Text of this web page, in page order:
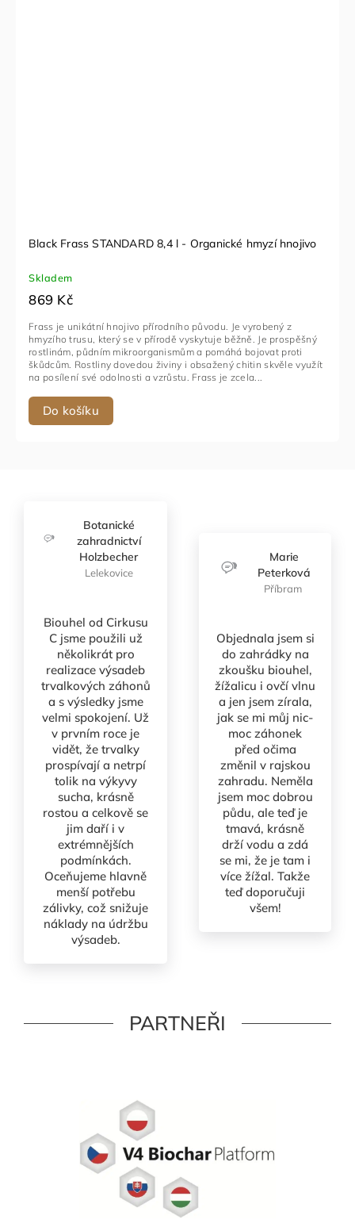
Black Frass STANDARD 8,4 l - Organické hmyzí hnojivo
Skladem
869 Kč
Do košíku
Frass je unikátní hnojivo přírodního původu. Je vyrobený z
hmyzího trusu, který se v přírodě vyskytuje běžně. Je prospěšný
rostlinám, půdním mikroorganismům a pomáhá bojovat proti
škůdcům. Rostliny dovedou živiny i obsažený chitin skvěle využít
na posílení své odolnosti a vzrůstu. Frass je zcela...
Botanické
zahradnictví
Holzbecher
Lelekovice
Biouhel od Cirkusu
C jsme použili už
několikrát pro
realizace výsadeb
trvalkových záhonů
a s výsledky jsme
velmi spokojení. Už
v prvním roce je
vidět, že trvalky
prospívají a netrpí
tolik na výkyvy
sucha, krásně
rostou a celkově se
jim daří i v
extrémnějších
podmínkách.
Oceňujeme hlavně
menší potřebu
zálivky, což snižuje
náklady na údržbu
výsadeb.
Marie
Peterková
Příbram
Objednala jsem si
do zahrádky na
zkoušku biouhel,
žížalicu i ovčí vlnu
a jen jsem zírala,
jak se mi můj nic-
moc záhonek
před očima
změnil v rajskou
zahradu. Neměla
jsem moc dobrou
půdu, ale teď je
tmavá, krásně
drží vodu a zdá
se mi, že je tam i
více žížal. Takže
teď doporučuji
všem!
PARTNEŘI